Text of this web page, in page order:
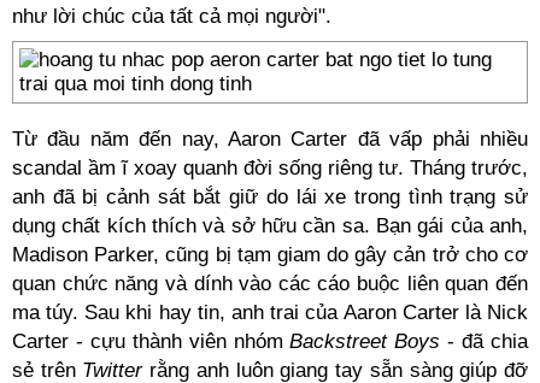
như lời chúc của tất cả mọi người".
Từ đầu năm đến nay, Aaron Carter đã vấp phải nhiều
scandal ầm ĩ xoay quanh đời sống riêng tư. Tháng trước,
anh đã bị cảnh sát bắt giữ do lái xe trong tình trạng sử
dụng chất kích thích và sở hữu cần sa. Bạn gái của anh,
Madison Parker, cũng bị tạm giam do gây cản trở cho cơ
quan chức năng và dính vào các cáo buộc liên quan đến
ma túy. Sau khi hay tin, anh trai của Aaron Carter là Nick
Carter - cựu thành viên nhómBackstreet Boys - đã chia
sẻ trên Twitterrằng anh luôn giang tay sẵn sàng giúp đỡ